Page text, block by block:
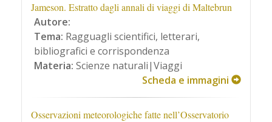
Jameson. Estratto dagli annali di viaggi di Maltebrun
Autore:
Tema: Ragguagli scientifici, letterari,
bibliografici e corrispondenza
Materia: Scienze naturali|Viaggi
Scheda e immagini
Osservazioni meteorologiche fatte nell’Osservatorio